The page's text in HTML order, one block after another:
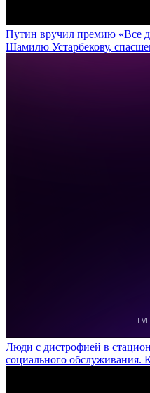
Путин вручил премию «Все
Шамилю Устарбекову,
Люди с дистрофией в
социального обслуживания.